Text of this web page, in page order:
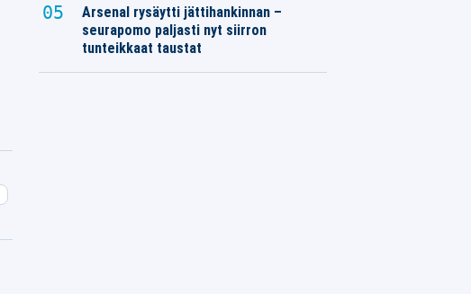
Arsenal rysäytti jättihankinnan –
seurapomo paljasti nyt siirron
tunteikkaat taustat